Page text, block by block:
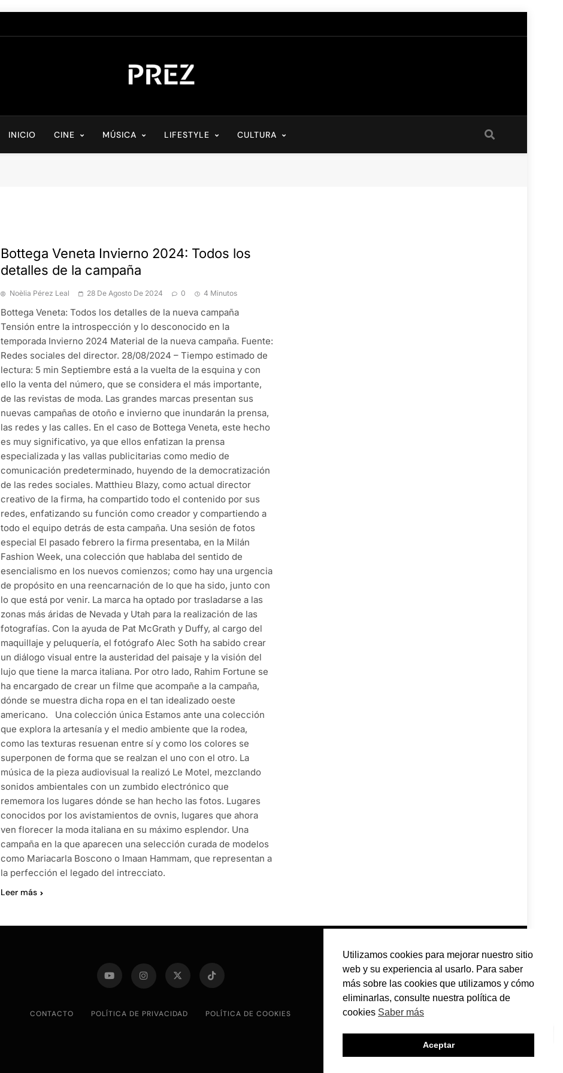
PREZ MAGAZINE
INICIO CINE MÚSICA LIFESTYLE CULTURA
Bottega Veneta Invierno 2024: Todos los
detalles de la campaña
Noèlia Pérez Leal 28 De Agosto De 2024 0 4 Minutos
Bottega Veneta: Todos los detalles de la nueva campaña
Tensión entre la introspección y lo desconocido en la
temporada Invierno 2024 Material de la nueva campaña. Fuente:
Redes sociales del director. 28/08/2024 – Tiempo estimado de
lectura: 5 min Septiembre está a la vuelta de la esquina y con
ello la venta del número, que se considera el más importante,
de las revistas de moda. Las grandes marcas presentan sus
nuevas campañas de otoño e invierno que inundarán la prensa,
las redes y las calles. En el caso de Bottega Veneta, este hecho
es muy significativo, ya que ellos enfatizan la prensa
especializada y las vallas publicitarias como medio de
comunicación predeterminado, huyendo de la democratización
de las redes sociales. Matthieu Blazy, como actual director
creativo de la firma, ha compartido todo el contenido por sus
redes, enfatizando su función como creador y compartiendo a
todo el equipo detrás de esta campaña. Una sesión de fotos
especial El pasado febrero la firma presentaba, en la Milán
Fashion Week, una colección que hablaba del sentido de
esencialismo en los nuevos comienzos; como hay una urgencia
de propósito en una reencarnación de lo que ha sido, junto con
lo que está por venir. La marca ha optado por trasladarse a las
zonas más áridas de Nevada y Utah para la realización de las
fotografías. Con la ayuda de Pat McGrath y Duffy, al cargo del
maquillaje y peluquería, el fotógrafo Alec Soth ha sabido crear
un diálogo visual entre la austeridad del paisaje y la visión del
lujo que tiene la marca italiana. Por otro lado, Rahim Fortune se
ha encargado de crear un filme que acompañe a la campaña,
dónde se muestra dicha ropa en el tan idealizado oeste
americano. Una colección única Estamos ante una colección
que explora la artesanía y el medio ambiente que la rodea,
como las texturas resuenan entre sí y como los colores se
superponen de forma que se realzan el uno con el otro. La
música de la pieza audiovisual la realizó Le Motel, mezclando
sonidos ambientales con un zumbido electrónico que
rememora los lugares dónde se han hecho las fotos. Lugares
conocidos por los avistamientos de ovnis, lugares que ahora
ven florecer la moda italiana en su máximo esplendor. Una
campaña en la que aparecen una selección curada de modelos
como Mariacarla Boscono o Imaan Hammam, que representan a
la perfección el legado del intrecciato.
Leer más
CONTACTO POLÍTICA DE PRIVACIDAD POLÍTICA DE COOKIES
Utilizamos cookies para mejorar nuestro sitio
web y su experiencia al usarlo. Para saber
más sobre las cookies que utilizamos y cómo
eliminarlas, consulte nuestra política de
cookies Saber más
Aceptar